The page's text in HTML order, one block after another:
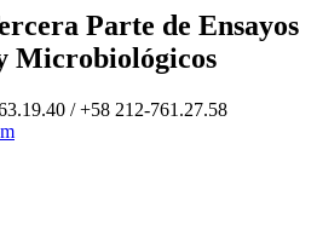
Parte de Ensayos
Microbiológicos
/ +58 212-761.27.58